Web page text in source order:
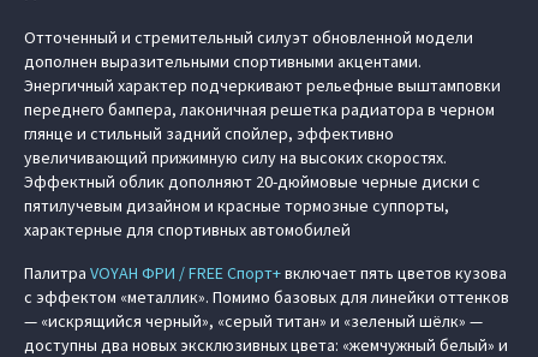
Отточенный и стремительный силуэт обновленной модели
дополнен выразительными спортивными акцентами.
Энергичный характер подчеркивают рельефные выштамповки
переднего бампера, лаконичная решетка радиатора в черном
глянце и стильный задний спойлер, эффективно
увеличивающий прижимную силу на высоких скоростях.
Эффектный облик дополняют 20-дюймовые черные диски с
пятилучевым дизайном и красные тормозные суппорты,
характерные для спортивных автомобилей
Палитра VOYAH ФРИ / FREE Спорт+включает пять цветов кузова
с эффектом «металлик». Помимо базовых для линейки оттенков
— «искрящийся черный», «серый титан» и «зеленый шёлк» —
доступны два новых эксклюзивных цвета: «жемчужный белый» и